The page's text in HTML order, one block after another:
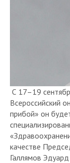
С 17–19
Всероссийский
прибой» он
качестве
Галлямов
Друзей -